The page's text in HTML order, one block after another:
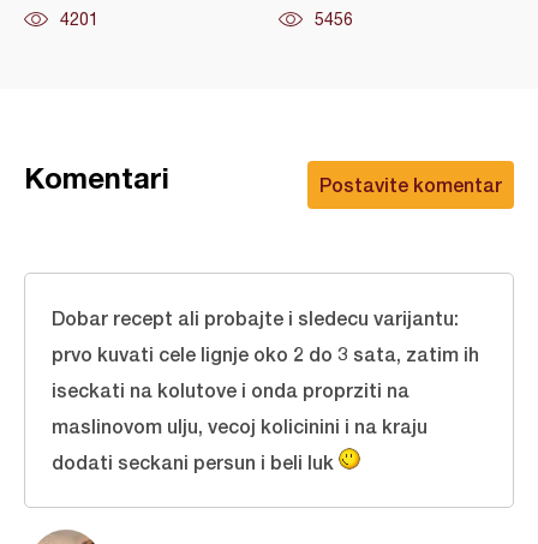
4201 5456
Postavite komentar
Komentari
Dobar recept ali probajte i sledecu varijantu:
prvo kuvati cele lignje oko 2 do 3 sata, zatim ih
iseckati na kolutove i onda proprziti na
maslinovom ulju, vecoj kolicinini i na kraju
dodati seckani persun i beli luk